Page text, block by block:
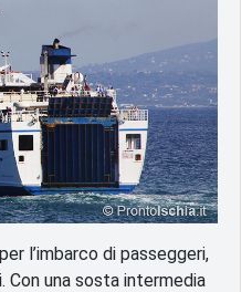
l’imbarco di passeggeri,
una sosta intermedia